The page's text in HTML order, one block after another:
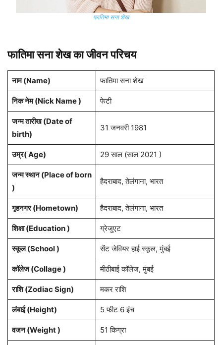
फातिमा सना शेख
फातिमा सना शेख का जीवन परिचय
नाम (Name) फातिमा सना शेख
निक नेम (Nick Name ) फेटी
जन्म तारीख (Date of
birth)
31 जनवरी 1981
उम्र( Age) 29 साल (साल 2021 )
जन्म स्थान (Place of born
)
हैदराबाद, तेलंगाना, भारत
गृहनगर (Hometown) हैदराबाद, तेलंगाना, भारत
शिक्षा (Education ) ग्रेजुएट
स्कूल (School ) सेंट जेवियर हाई स्कूल, मुंबई
कॉलेज (Collage ) मीठीबाई कॉलेज, मुंबई
राशि (Zodiac Sign) मकर राशि
लंबाई (Height) 5 फीट 6 इंच
वजन (Weight ) 51 किग्रा